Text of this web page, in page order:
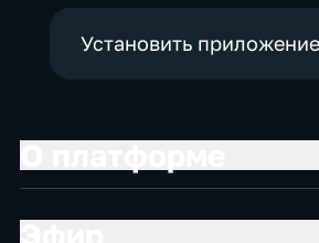
Установить